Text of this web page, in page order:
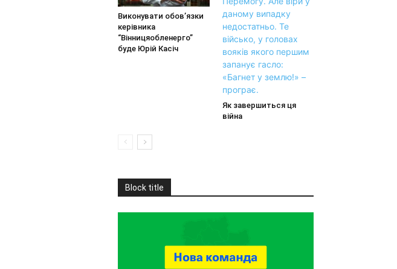
Виконувати обов’язки
керівника
“Вінницяобленерго”
буде Юрій Касіч
Як завершиться ця
війна
Block title